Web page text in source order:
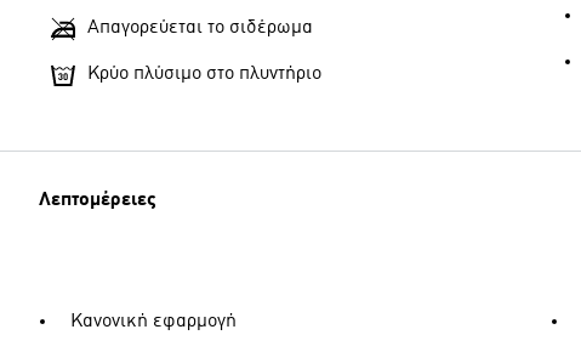
Απαγορεύεται το σιδέρωμα
Κρύο πλύσιμο στο πλυντήριο
Λεπτομέρειες
Κανονική εφαρμογή